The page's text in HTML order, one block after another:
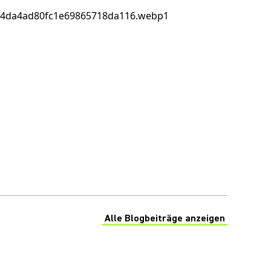
Alle Blogbeiträge anzeigen
(Opens in a new tab)